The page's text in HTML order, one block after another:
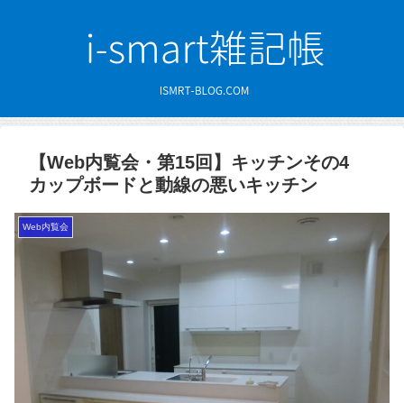
【Web内覧会・第15回】キッチンその4
カップボードと動線の悪いキッチン
Web内覧会